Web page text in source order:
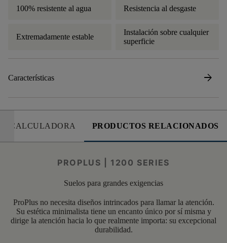
100% resistente al agua Resistencia al desgaste
Extremadamente estable
Instalación sobre cualquier
superficie
Características arrow_forward
CALCULADORA PRODUCTOS RELACIONADOS
PROPLUS | 1200 SERIES
Suelos para grandes exigencias
ProPlus no necesita diseños intrincados para llamar la atención.
Su estética minimalista tiene un encanto único por sí misma y
dirige la atención hacia lo que realmente importa: su excepcional
durabilidad.